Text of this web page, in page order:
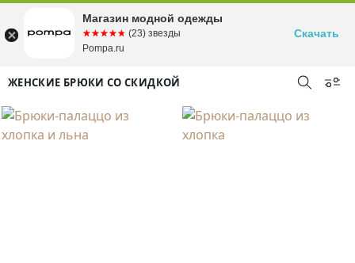
ЖЕНСКИЕ БРЮКИ СО СКИДКОЙ
Магазин модной одежды
☆☆☆☆☆
★★★★★ (23) звезды
Pompa.ru
Скачать